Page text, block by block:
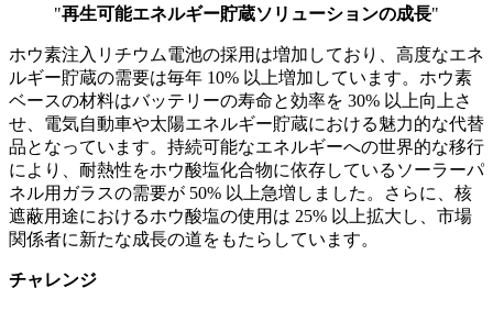
"再生可能エネルギー貯蔵ソリューションの成長"
ホウ素注入リチウム電池の採用は増加しており、高度なエネ
ルギー貯蔵の需要は毎年 10% 以上増加しています。ホウ素
ベースの材料はバッテリーの寿命と効率を 30% 以上向上さ
せ、電気自動車や太陽エネルギー貯蔵における魅力的な代替
品となっています。持続可能なエネルギーへの世界的な移行
により、耐熱性をホウ酸塩化合物に依存しているソーラーパ
ネル用ガラスの需要が 50% 以上急増しました。さらに、核
遮蔽用途におけるホウ酸塩の使用は 25% 以上拡大し、市場
関係者に新たな成長の道をもたらしています。
チャレンジ